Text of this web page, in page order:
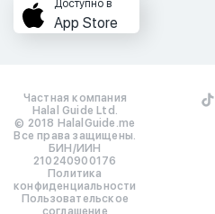
Доступно в
App Store
Частная компания
Halal Guide Ltd.
© 2018 HalalGuide.me
Все права защищены.
БИН/ИИН
210240900176
Политика
конфиденциальности
Пользовательское
соглашение